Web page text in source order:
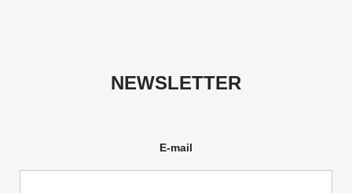
NEWSLETTER
E-mail